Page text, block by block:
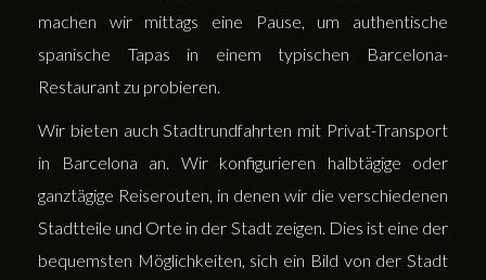
machen wir mittags eine Pause, um authentische
spanische Tapas in einem typischen Barcelona-
Restaurant zu probieren.
Wir bieten auch Stadtrundfahrten mit Privat-Transport
in Barcelona an. Wir konfigurieren halbtägige oder
ganztägige Reiserouten, in denen wir die verschiedenen
Stadtteile und Orte in der Stadt zeigen. Dies ist eine der
bequemsten Möglichkeiten, sich ein Bild von der Stadt